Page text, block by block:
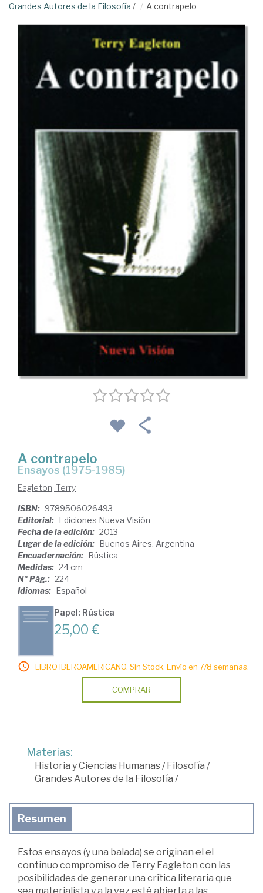
Grandes Autores de la Filosofía / A contrapelo
A contrapelo
Ensayos (1975-1985)
Eagleton, Terry
ISBN: 9789506026493
Editorial: Ediciones Nueva Visión
Fecha de la edición: 2013
Lugar de la edición: Buenos Aires. Argentina
Encuadernación: Rústica
Medidas: 24 cm
Nº Pág.: 224
Idiomas: Español
Papel: Rústica
25,00 €
LIBRO IBEROAMERICANO. Sin Stock. Envío en 7/8 semanas.
COMPRAR
Materias:
Historia y Ciencias Humanas/Filosofía /
Grandes Autores de la Filosofía /
Resumen
Estos ensayos (y una balada) se originan el el
continuo compromiso de Terry Eagleton con las
posibilidades de generar una crítica literaria que